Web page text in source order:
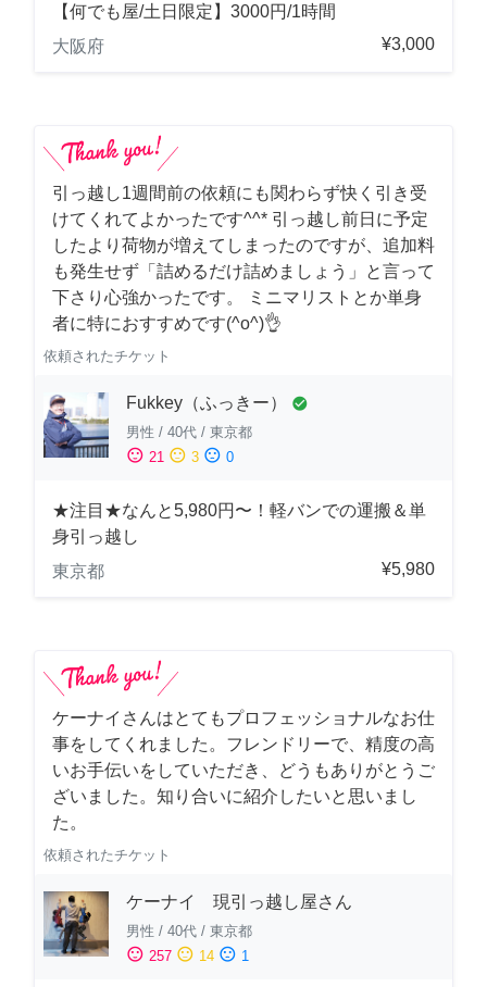
【何でも屋/土日限定】3000円/1時間
大阪府
¥3,000
引っ越し1週間前の依頼にも関わらず快く引き受
けてくれてよかったです^^* 引っ越し前日に予定
したより荷物が増えてしまったのですが、追加料
も発生せず「詰めるだけ詰めましょう」と言って
下さり心強かったです。 ミニマリストとか単身
者に特におすすめです(^o^)👌
依頼されたチケット
Fukkey（ふっきー） check_circle
男性 / 40代 / 東京都
sentiment_satisfied 21 sentiment_neutral 3 sentiment_dissatisfied 0
★注目★なんと5,980円〜！軽バンでの運搬＆単
身引っ越し
東京都
¥5,980
ケーナイさんはとてもプロフェッショナルなお仕
事をしてくれました。フレンドリーで、精度の高
いお手伝いをしていただき、どうもありがとうご
ざいました。知り合いに紹介したいと思いまし
た。
依頼されたチケット
ケーナイ 現引っ越し屋さん
男性 / 40代 / 東京都
sentiment_satisfied 257 sentiment_neutral 14 sentiment_dissatisfied 1